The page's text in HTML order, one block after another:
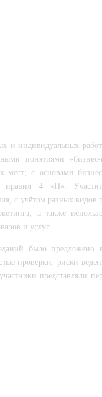
и индивидуальных
понятиями
мест; с основами
правил 4 «П».
с учётом разных
а также
и услуг.
было предложено
проверки, риски
представляли